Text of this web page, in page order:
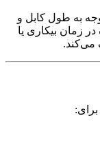
به طول کابل و
زمان بیکاری یا
می‌کند.